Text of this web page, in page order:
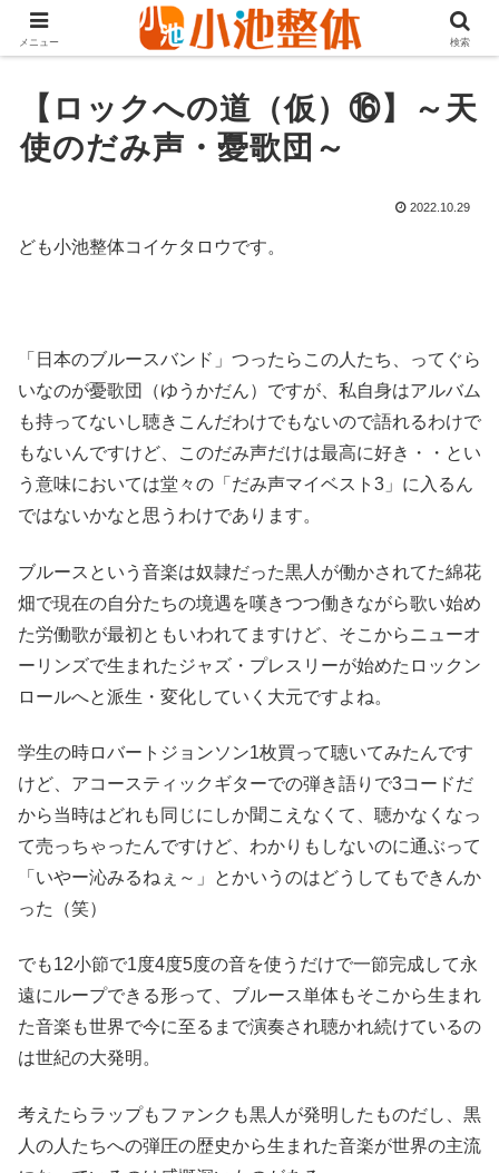
ＪＲ山手線高田馬場駅より徒歩3分・早稲田・新大久保からも至近
【ロックへの道（仮）⑯】～天
使のだみ声・憂歌団～
2022.10.29
ども小池整体コイケタロウです。
「日本のブルースバンド」つったらこの人たち、ってぐら
いなのが憂歌団（ゆうかだん）ですが、私自身はアルバム
も持ってないし聴きこんだわけでもないので語れるわけで
もないんですけど、このだみ声だけは最高に好き・・とい
う意味においては堂々の「だみ声マイベスト3」に入るん
ではないかなと思うわけであります。
ブルースという音楽は奴隷だった黒人が働かされてた綿花
畑で現在の自分たちの境遇を嘆きつつ働きながら歌い始め
た労働歌が最初ともいわれてますけど、そこからニューオ
ーリンズで生まれたジャズ・プレスリーが始めたロックン
ロールへと派生・変化していく大元ですよね。
学生の時ロバートジョンソン1枚買って聴いてみたんです
けど、アコースティックギターでの弾き語りで3コードだ
から当時はどれも同じにしか聞こえなくて、聴かなくなっ
て売っちゃったんですけど、わかりもしないのに通ぶって
「いやー沁みるねぇ～」とかいうのはどうしてもできんか
った（笑）
でも12小節で1度4度5度の音を使うだけで一節完成して永
遠にループできる形って、ブルース単体もそこから生まれ
た音楽も世界で今に至るまで演奏され聴かれ続けているの
は世紀の大発明。
考えたらラップもファンクも黒人が発明したものだし、黒
人の人たちへの弾圧の歴史から生まれた音楽が世界の主流
メニュー 検索